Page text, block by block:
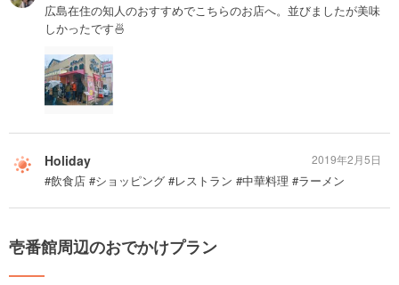
広島在住の知人のおすすめでこちらのお店へ。並びましたが美味
しかったです🍜
Holiday
#飲食店 #ショッピング #レストラン #中華料理 #ラーメン
2019年2月5日
壱番館周辺のおでかけプラン